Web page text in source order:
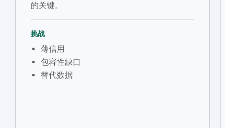
的关键。
挑战
薄信用
包容性缺口
替代数据